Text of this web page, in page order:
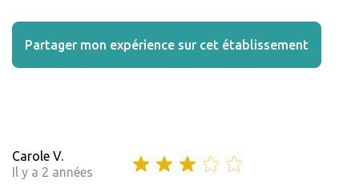
Partager mon expérience sur cet établissement
Carole V.
Il y a 2 années